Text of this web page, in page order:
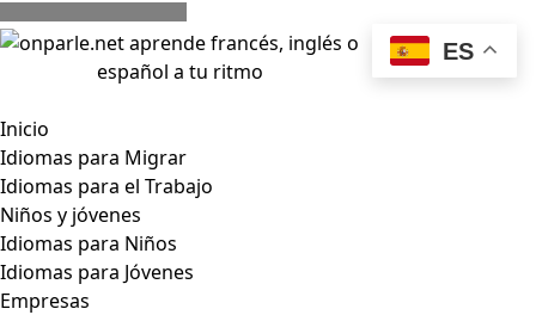
to
Toggle
Navigation
Inicio
Idiomas para Migrar
Idiomas para el Trabajo
Niños y jóvenes
Idiomas para Niños
Idiomas para Jóvenes
Empresas
ES